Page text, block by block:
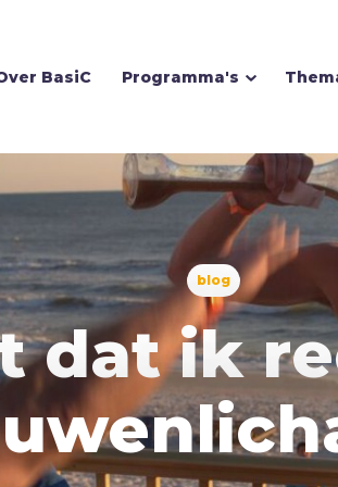
BasiC Programma's
Homoseksualiteit
Hoop
I
Illusie
Inspiratie
Islam
Israël
blog
dat ik